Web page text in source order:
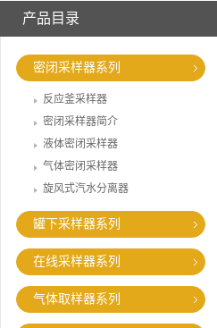
产品目录
密闭采样器系列
反应釜采样器
密闭采样器简介
液体密闭采样器
气体密闭采样器
旋风式汽水分离器
罐下采样器系列
在线采样器系列
气体取样器系列